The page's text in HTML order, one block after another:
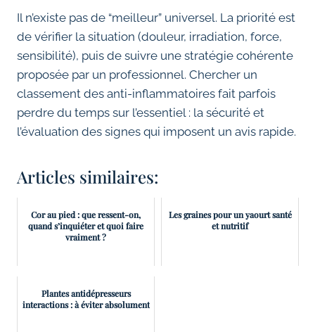
Il n’existe pas de “meilleur” universel. La priorité est
de vérifier la situation (douleur, irradiation, force,
sensibilité), puis de suivre une stratégie cohérente
proposée par un professionnel. Chercher un
classement des anti-inflammatoires fait parfois
perdre du temps sur l’essentiel : la sécurité et
l’évaluation des signes qui imposent un avis rapide.
Articles similaires:
Cor au pied : que ressent-on,
quand s’inquiéter et quoi faire
vraiment ?
Les graines pour un yaourt santé
et nutritif
Plantes antidépresseurs
interactions : à éviter absolument